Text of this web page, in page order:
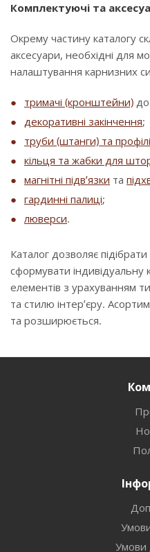
Комплектуючі та
Окрему частину каталогу
аксесуари, необхідні для
налаштування карнизних
тримачі (кронштейни) до
декоративні закінчення;
труби (штанги) та профілі
кільця та жабки для
магнітні підв’язки та
гардинні палиці;
люверси.
Каталог дозволяє
сформувати
елементів з урахуванням
та стилю інтер’єру.
та розширюється.
Умови